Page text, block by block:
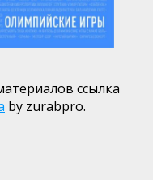
ссылка
by zurabpro.